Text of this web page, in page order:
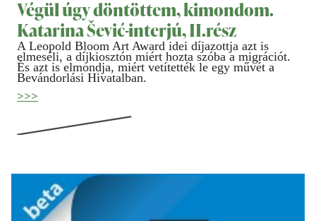
Végül úgy döntöttem, kimondom.
Katarina Šević-interjú, II.rész
A Leopold Bloom Art Award idei díjazottja azt is
elmeséli, a díjkiosztón miért hozta szóba a migrációt.
És azt is elmondja, miért vetítették le egy művét a
Bevándorlási Hivatalban.
>>>